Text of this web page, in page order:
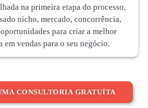
na primeira etapa do processo,
nicho, mercado, concorrência,
para criar a melhor
em vendas para o seu negócio.
CONSULTORIA GRATUÍTA